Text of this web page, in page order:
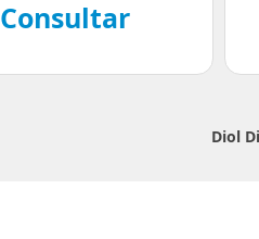
Consultar
Diol